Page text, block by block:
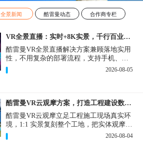
全景新闻 酷雷曼动态 合作商专栏
VR全景直播：实时+8K实景，千行百业的数字化利器
酷雷曼VR全景直播解决方案兼顾落地实用
性，不用复杂的部署流程，支持手机、网
页多端访问，解决各行各业 “看得见、信
得过、降成本、提转化” 的实际难题。
2026-08-05
酷雷曼VR云观摩方案，打造工程建设数字化观摩新范式
酷雷曼VR云观摩立足工程施工现场真实环
境，1:1 实景复刻整个工地，把实体观摩会
完整搬到云端线上，兼顾线下实体观摩与
线上云观摩双重需求，为施工单位、建设
2026-08-04